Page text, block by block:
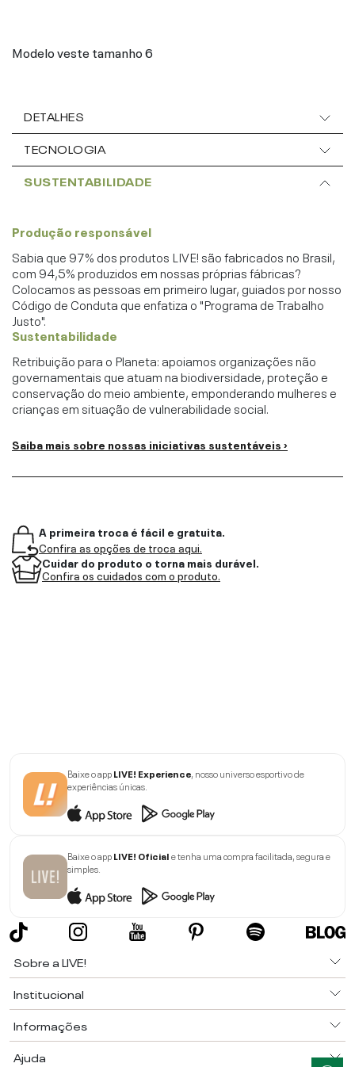
Modelo veste tamanho 6
DETALHES
TECNOLOGIA
SUSTENTABILIDADE
Produção responsável
Sabia que 97% dos produtos LIVE! são fabricados no Brasil,
com 94,5% produzidos em nossas próprias fábricas?
Colocamos as pessoas em primeiro lugar, guiados por nosso
Código de Conduta que enfatiza o "Programa de Trabalho
Justo".
Sustentabilidade
Retribuição para o Planeta: apoiamos organizações não
governamentais que atuam na biodiversidade, proteção e
conservação do meio ambiente, emponderando mulheres e
crianças em situação de vulnerabilidade social.
Saiba mais sobre nossas iniciativas sustentáveis ›
A primeira troca é fácil e gratuita.
Confira as opções de troca aqui.
Cuidar do produto o torna mais durável.
Confira os cuidados com o produto.
Baixe o appLIVE! Experience , nosso universo esportivo de
experiências únicas.
Baixe o appLIVE! Oficiale tenha uma compra facilitada, segura e
simples.
Sobre a LIVE!
Institucional
Informações
Ajuda